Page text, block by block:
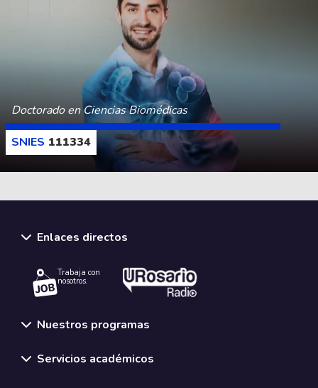
Doctorado en Ciencias Biomédicas
111334
Enlaces directos
Trabaja con
nosotros.
Nuestros programas
Servicios académicos